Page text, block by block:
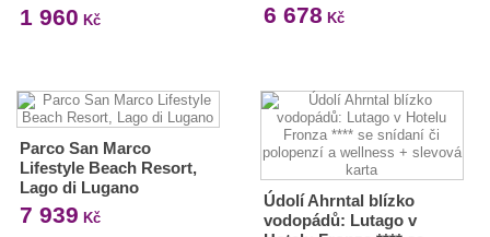
1 960 Kč 6 678 Kč
Parco San Marco
Lifestyle Beach Resort,
Lago di Lugano
7 939 Kč
Údolí Ahrntal blízko
vodopádů: Lutago v